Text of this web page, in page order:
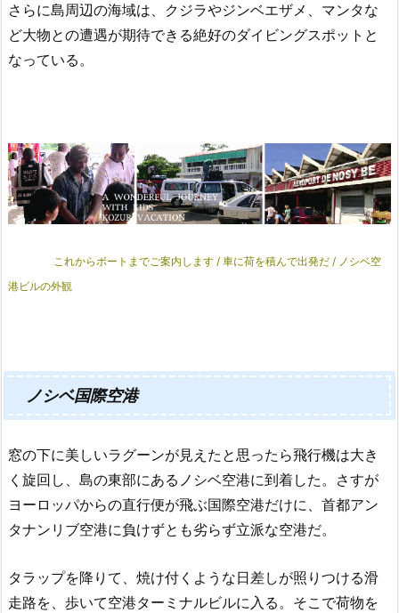
さらに島周辺の海域は、クジラやジンベエザメ、マンタな
ど大物との遭遇が期待できる絶好のダイビングスポットと
なっている。
これからボートまでご案内します / 車に荷を積んで出発だ / ノシベ空
港ビルの外観
ノシベ国際空港
窓の下に美しいラグーンが見えたと思ったら飛行機は大き
く旋回し、島の東部にあるノシベ空港に到着した。さすが
ヨーロッパからの直行便が飛ぶ国際空港だけに、首都アン
タナンリブ空港に負けずとも劣らず立派な空港だ。
タラップを降りて、焼け付くような日差しが照りつける滑
走路を、歩いて空港ターミナルビルに入る。そこで荷物を